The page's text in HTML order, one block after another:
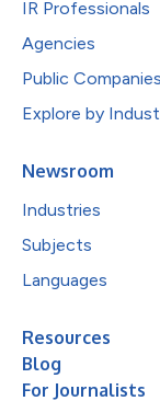
IR Professionals
Agencies
Public Companies
Explore by
Newsroom
Industries
Subjects
Languages
Resources
Blog
For Journalists